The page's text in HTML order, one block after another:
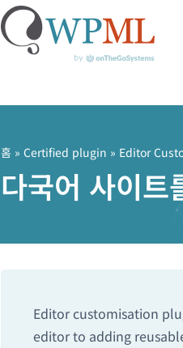
홈 » Certified plugin » Editor
다국어 사이
Editor customisation
editor to adding